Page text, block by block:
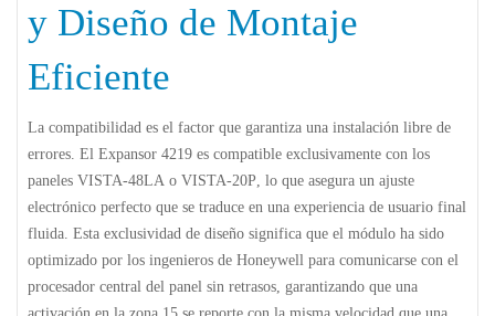
y Diseño de Montaje
Eficiente
La compatibilidad es el factor que garantiza una instalación libre de
errores. El Expansor 4219 es compatible exclusivamente con los
paneles VISTA-48LA o VISTA-20P , lo que asegura un ajuste
electrónico perfecto que se traduce en una experiencia de usuario final
fluida. Esta exclusividad de diseño significa que el módulo ha sido
optimizado por los ingenieros de Honeywell para comunicarse con el
procesador central del panel sin retrasos, garantizando que una